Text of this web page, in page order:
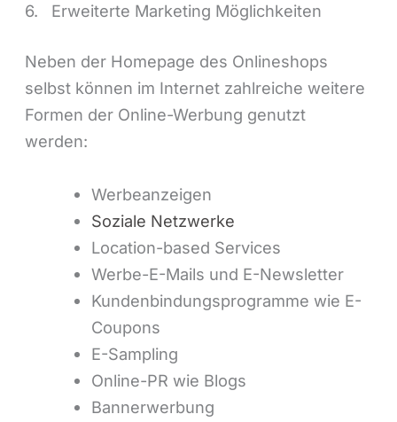
6. Erweiterte Marketing Möglichkeiten
Neben der Homepage des Onlineshops
selbst können im Internet zahlreiche weitere
Formen der Online-Werbung genutzt
werden:
Werbeanzeigen
Soziale Netzwerke
Location-based Services
Werbe-E-Mails und E-Newsletter
Kundenbindungsprogramme wie E-
Coupons
E-Sampling
Online-PR wie Blogs
Bannerwerbung